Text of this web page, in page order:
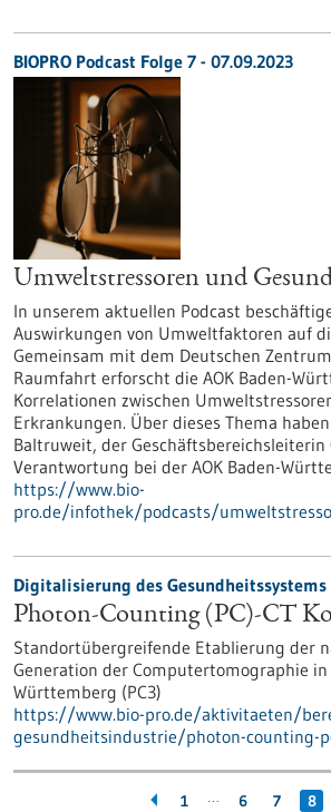
BIOPRO Podcast Folge 7 - 07.09.2023
Umweltstressoren und
In unserem aktuellen Podcast
Auswirkungen von Umweltfaktoren auf
Gemeinsam mit dem Deutschen
Raumfahrt erforscht die AOK Baden-
Korrelationen zwischen
Erkrankungen. Über dieses Thema
Baltruweit, der Geschäftsbereichsleiterin
Verantwortung bei der AOK Baden-
https://www.bio-
pro.de/infothek/podcasts/
Digitalisierung des Gesundheitssystems
Photon-Counting (PC)-CT
Standortübergreifende Etablierung der
Generation der Computertomographie in
Württemberg (PC3)
https://www.bio-pro.de/aktivitaeten/
gesundheitsindustrie/photon-counting-
1 … 6 7 8